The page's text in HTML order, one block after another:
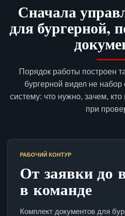
Сначала
для бургерной,
Порядок работы построен
бургерной видел не
систему: что нужно, зачем, кто
при
РАБОЧИЙ КОНТУР
От заявки до
в команде
Комплект документов для